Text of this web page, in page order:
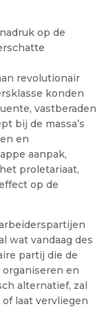
op de
revolutionair
konden
vastberaden
bij de massa’s
en
aanpak,
proletariaat,
op de
wat vandaag des
partij die de
organiseren en
alternatief, zal
laat vervliegen